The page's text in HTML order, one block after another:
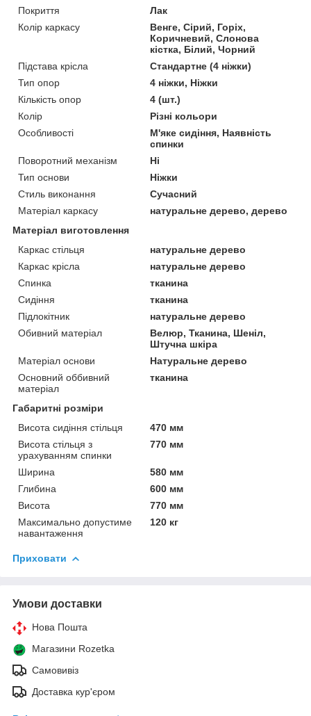
Покриття
Лак
Колір каркасу
Венге, Сірий, Горіх,
Коричневий, Слонова
кістка, Білий, Чорний
Підстава крісла
Стандартне (4 ніжки)
Тип опор
4 ніжки, Ніжки
Кількість опор
4 (шт.)
Колір
Різні кольори
Особливості
М'яке сидіння, Наявність
спинки
Поворотний механізм
Ні
Тип основи
Ніжки
Стиль виконання
Сучасний
Матеріал каркасу
натуральне дерево, дерево
Матеріал виготовлення
Каркас стільця
натуральне дерево
Каркас крісла
натуральне дерево
Спинка
тканина
Сидіння
тканина
Підлокітник
натуральне дерево
Обивний матеріал
Велюр, Тканина, Шеніл,
Штучна шкіра
Матеріал основи
Натуральне дерево
Основний оббивний
матеріал
тканина
Габаритні розміри
Висота сидіння стільця
470 мм
Висота стільця з
урахуванням спинки
770 мм
Ширина
580 мм
Глибина
600 мм
Висота
770 мм
Максимально допустиме
навантаження
120 кг
Приховати
Умови доставки
Нова Пошта
Магазини Rozetka
Самовивіз
Доставка кур'єром